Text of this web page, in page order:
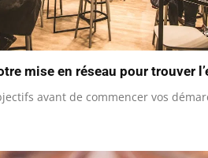
mise en réseau pour trouver
avant de commencer vos